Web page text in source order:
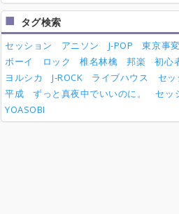
タグ検索
セッション アニソン J-POP 東京事変
ボーイ
ロック 椎名林檎 邦楽 初心
ヨルシカ
J-ROCK ライブハウス セ
平成
ずっと真夜中でいいのに。 セッ
YOASOBI